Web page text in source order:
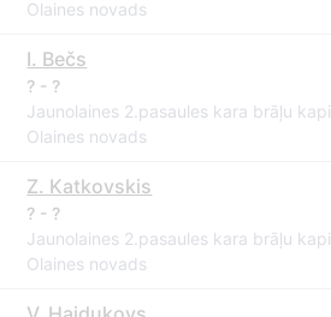
Olaines novads
I. Bečs
? - ?
Jaunolaines 2.pasaules kara brāļu kapi
Olaines novads
Z. Katkovskis
? - ?
Jaunolaines 2.pasaules kara brāļu kapi
Olaines novads